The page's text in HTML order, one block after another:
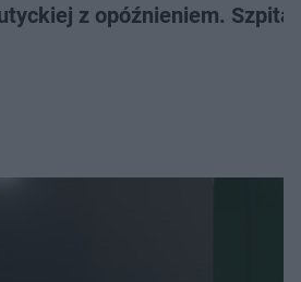
z opóźnieniem.